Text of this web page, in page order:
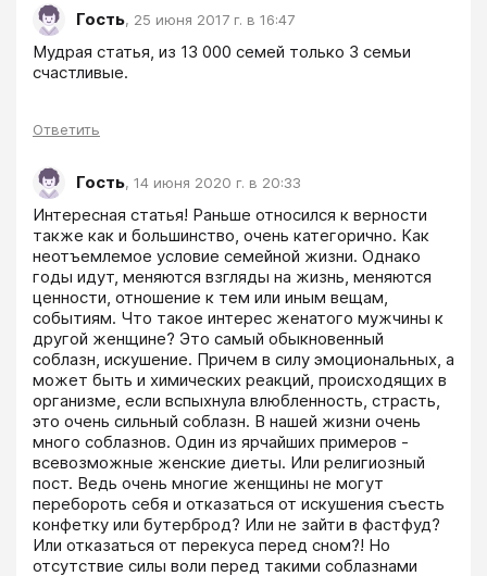
Гость, 25 июня 2017 г. в 16:47
Мудрая статья, из 13 000 семей только 3 семьи
счастливые.
Ответить
Гость, 14 июня 2020 г. в 20:33
Интересная статья! Раньше относился к верности
также как и большинство, очень категорично. Как
неотъемлемое условие семейной жизни. Однако
годы идут, меняются взгляды на жизнь, меняются
ценности, отношение к тем или иным вещам,
событиям. Что такое интерес женатого мужчины к
другой женщине? Это самый обыкновенный
соблазн, искушение. Причем в силу эмоциональных, а
может быть и химических реакций, происходящих в
организме, если вспыхнула влюбленность, страсть,
это очень сильный соблазн. В нашей жизни очень
много соблазнов. Один из ярчайших примеров -
всевозможные женские диеты. Или религиозный
пост. Ведь очень многие женщины не могут
перебороть себя и отказаться от искушения съесть
конфетку или бутерброд? Или не зайти в фастфуд?
Или отказаться от перекуса перед сном?! Но
отсутствие силы воли перед такими соблазнами